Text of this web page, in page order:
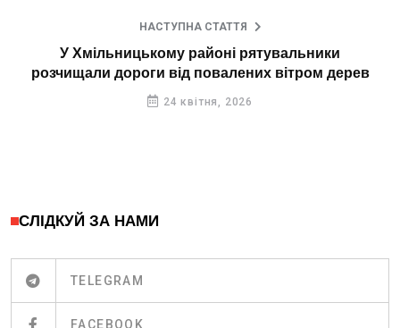
НАСТУПНА СТАТТЯ
У Хмільницькому районі рятувальники
розчищали дороги від повалених вітром дерев
24 квітня, 2026
СЛІДКУЙ ЗА НАМИ
TELEGRAM
FACEBOOK